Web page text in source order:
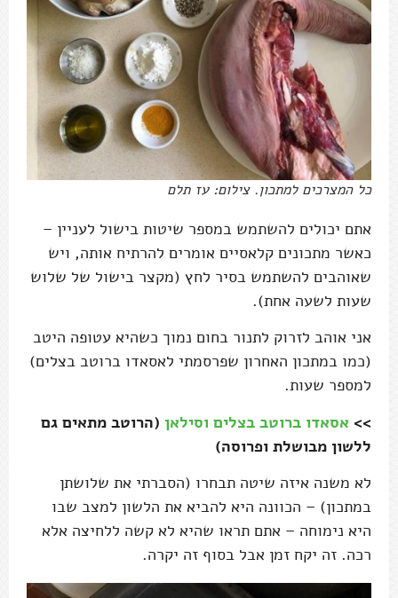
כל המצרכים למתכון. צילום: עז תלם
אתם יכולים להשתמש במספר שיטות בישול לעניין –
כאשר מתכונים קלאסיים אומרים להרתיח אותה, ויש
שאוהבים להשתמש בסיר לחץ (מקצר בישול של שלוש
שעות לשעה אחת).
אני אוהב לזרוק לתנור בחום נמוך כשהיא עטופה היטב
(כמו במתכון האחרון שפרסמתי לאסאדו ברוטב בצלים)
למספר שעות.
>> אסאדו ברוטב בצלים וסילאן (הרוטב מתאים גם
ללשון מבושלת ופרוסה)
לא משנה איזה שיטה תבחרו (הסברתי את שלושתן
במתכון) – הכוונה היא להביא את הלשון למצב שבו
היא נימוחה – אתם תראו שהיא לא קשה ללחיצה אלא
רכה. זה יקח זמן אבל בסוף זה יקרה.